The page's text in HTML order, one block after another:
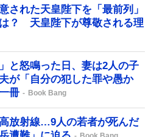
された天皇陛下を「最前列」
？ 天皇陛下が尊敬される理
と怒鳴った日、妻は2人の子
が「自分の犯した罪や愚か
冊
Book Bang
放射線…9人の若者が死んだ